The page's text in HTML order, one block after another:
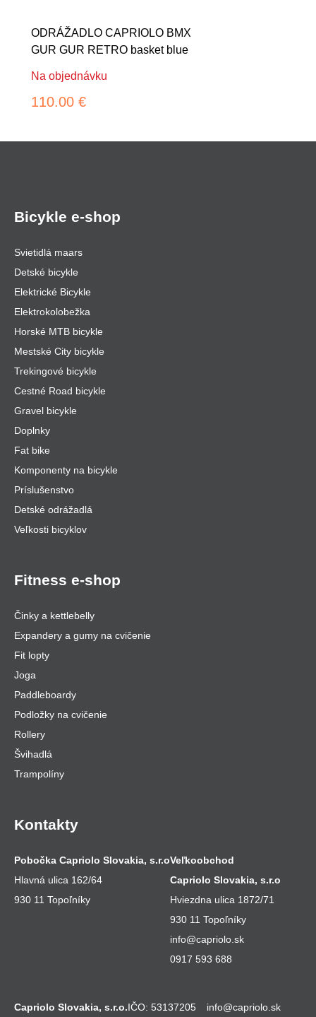
ODRÁŽADLO CAPRIOLO BMX
GUR GUR RETRO basket blue
Na objednávku
110.00 €
Bicykle e-shop
Svietidlá maars
Detské bicykle
Elektrické Bicykle
Elektrokolobežka
Horské MTB bicykle
Mestské City bicykle
Trekingové bicykle
Cestné Road bicykle
Gravel bicykle
Doplnky
Fat bike
Komponenty na bicykle
Príslušenstvo
Detské odrážadlá
Veľkosti bicyklov
Fitness e-shop
Činky a kettlebelly
Expandery a gumy na cvičenie
Fit lopty
Joga
Paddleboardy
Podložky na cvičenie
Rollery
Švihadlá
Trampolíny
Kontakty
Pobočka Capriolo Slovakia, s.r.o
Hlavná ulica 162/64
930 11 Topoľníky
Veľkoobchod
Capriolo Slovakia, s.r.o
Hviezdna ulica 1872/71
930 11 Topoľníky
info@capriolo.sk
0917 593 688
Capriolo Slovakia, s.r.o.IČO: 53137205 info@capriolo.sk